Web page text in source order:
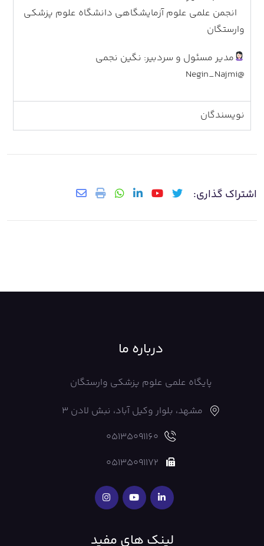
انجمن علمی علوم آزمایشگاهی دانشگاه علوم پزشکی
وارستگان
مدیر مسئول و سردبیر: نگین نجمی
@Negin_Najmi
نویسندگان
اشتراک گذاری:
درباره ما
پایگاه علمی علوم پزشکی وارستگان
مشهد، بلوار وکیل آباد، نبش لادن 3
05135091160
05135091172
لینک های مفید